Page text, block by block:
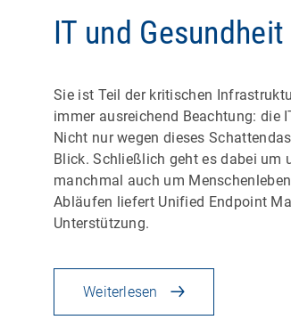
IT und
Sie ist Teil der kritischen
immer ausreichend Beachtung: die
Nicht nur wegen dieses
Blick. Schließlich geht es dabei um
manchmal auch um
Abläufen liefert Unified Endpoint
Unterstützung.
Weiterlesen